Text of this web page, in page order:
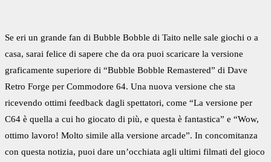
Se eri un grande fan di Bubble Bobble di Taito nelle sale giochi o a
casa, sarai felice di sapere che da ora puoi scaricare la versione
graficamente superiore di “Bubble Bobble Remastered” di Dave
Retro Forge per Commodore 64. Una nuova versione che sta
ricevendo ottimi feedback dagli spettatori, come “La versione per
C64 è quella a cui ho giocato di più, e questa è fantastica” e “Wow,
ottimo lavoro! Molto simile alla versione arcade”. In concomitanza
con questa notizia, puoi dare un’occhiata agli ultimi filmati del gioco